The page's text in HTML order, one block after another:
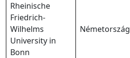
Rheinische
Friedrich-
Wilhelms
University in
Bonn
Németország